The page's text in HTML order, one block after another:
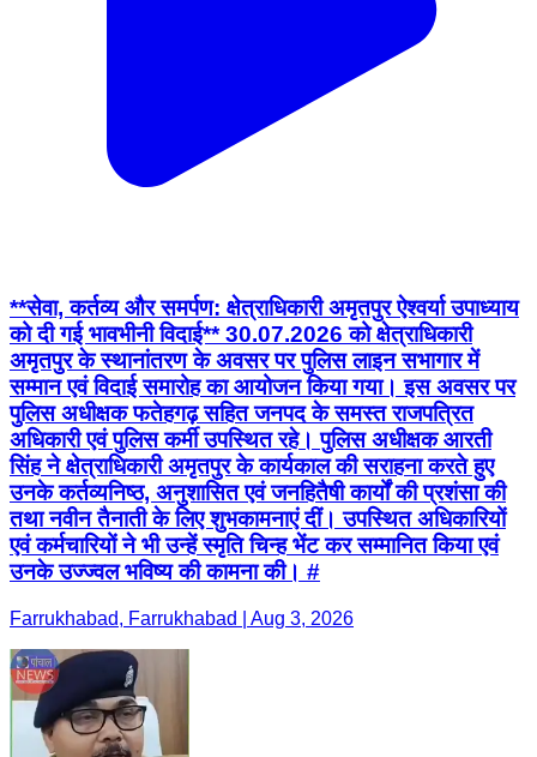
**सेवा, कर्तव्य और समर्पण: क्षेत्राधिकारी अमृतपुर ऐश्वर्या उपाध्याय
को दी गई भावभीनी विदाई** 30.07.2026 को क्षेत्राधिकारी
अमृतपुर के स्थानांतरण के अवसर पर पुलिस लाइन सभागार में
सम्मान एवं विदाई समारोह का आयोजन किया गया। इस अवसर पर
पुलिस अधीक्षक फतेहगढ़ सहित जनपद के समस्त राजपत्रित
अधिकारी एवं पुलिस कर्मी उपस्थित रहे। पुलिस अधीक्षक आरती
सिंह ने क्षेत्राधिकारी अमृतपुर के कार्यकाल की सराहना करते हुए
उनके कर्तव्यनिष्ठ, अनुशासित एवं जनहितैषी कार्यों की प्रशंसा की
तथा नवीन तैनाती के लिए शुभकामनाएं दीं। उपस्थित अधिकारियों
एवं कर्मचारियों ने भी उन्हें स्मृति चिन्ह भेंट कर सम्मानित किया एवं
उनके उज्ज्वल भविष्य की कामना की। #
Farrukhabad, Farrukhabad | Aug 3, 2026